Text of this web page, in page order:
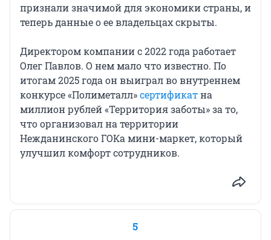
признали значимой для экономики страны, и
теперь данные о ее владельцах скрыты.
Директором компании с 2022 года работает
Олег Павлов. О нем мало что известно. По
итогам 2025 года он выиграл во внутреннем
конкурсе «Полиметалл»сертификатна
миллион рублей «Территория заботы» за то,
что организовал на территории
Нежданинского ГОКа мини-маркет, который
улучшил комфорт сотрудников.
5